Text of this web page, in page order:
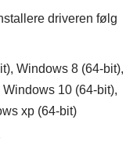
driveren følg
Windows 8 (64-bit),
10 (64-bit),
xp (64-bit)